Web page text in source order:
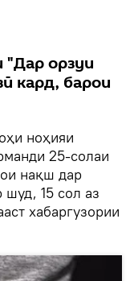
"Дар орзуи
кард, барои
ноҳияи
25-солаи
нақш дар
15 сол аз
хабаргузории